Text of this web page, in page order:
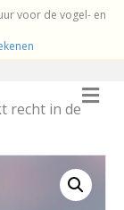
voor de vogel- en
M
e
recht in de